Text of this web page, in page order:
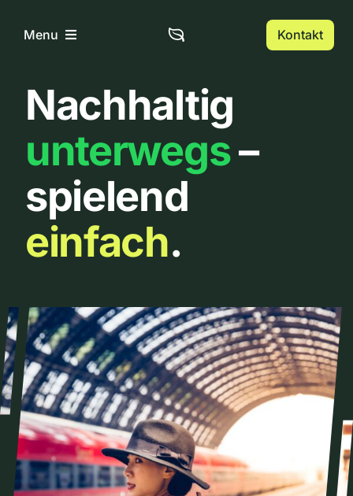
InhaltMenu
Home
Über uns
Urbanlist
Kontakt
Nachhaltig
unterwegs–
spielend
einfach.